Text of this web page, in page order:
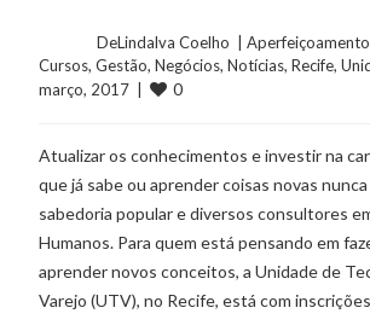
	    	DeLindalva Coelho  |
Aperfeiçoamento
Cursos, Gestão, Negócios, Notícias, Recife,
março, 2017  |
0
Atualizar os conhecimentos e investir na
que já sabe ou aprender coisas novas nunca
sabedoria popular e diversos consultores
Humanos. Para quem está pensando em
aprender novos conceitos, a Unidade de
Varejo (UTV), no Recife, está com